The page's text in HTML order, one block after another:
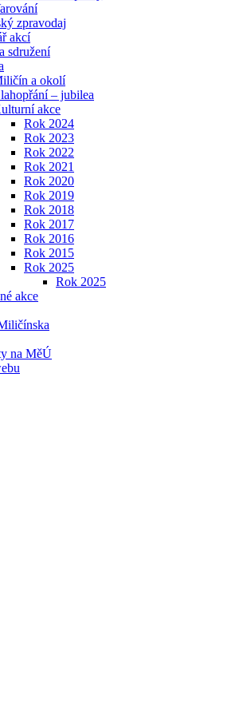
zpravodaj
akcí
sdružení
a okolí
– jubilea
akce
Rok 2024
Rok 2023
Rok 2022
Rok 2021
Rok 2020
Rok 2019
Rok 2018
Rok 2017
Rok 2016
Rok 2015
Rok 2025
Rok 2025
akce
na MěÚ